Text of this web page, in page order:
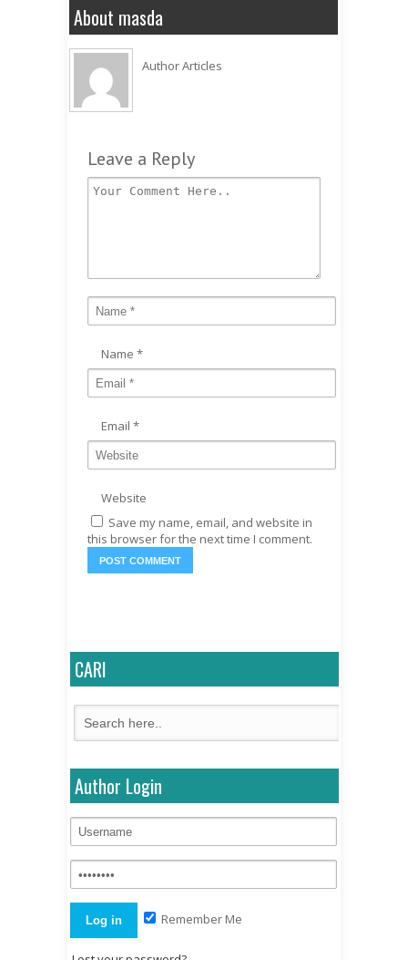
About masda
Author Articles
Leave a Reply
Name *
Email *
Website
Save my name, email, and website in
this browser for the next time I comment.
CARI
Author Login
Remember Me